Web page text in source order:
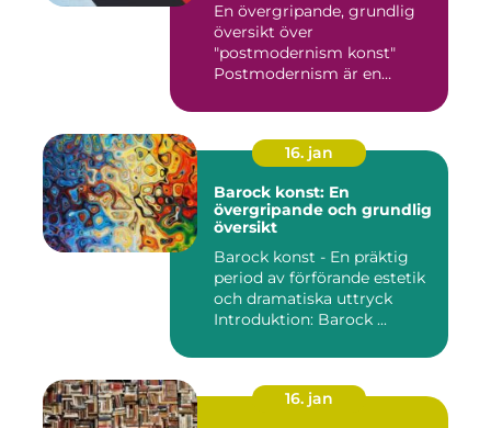
En övergripande, grundlig
översikt över
"postmodernism konst"
Postmodernism är en
16. jan
Barock konst: En
övergripande och grundlig
översikt
Barock konst - En präktig
period av förförande estetik
och dramatiska uttryck
Introduktion: Barock ...
16. jan